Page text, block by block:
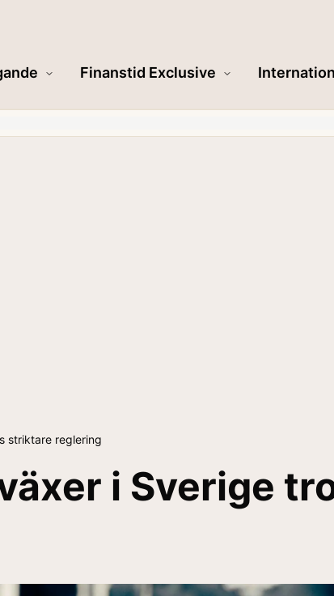
Finanstid Exclusive
striktare reglering
i Sverige